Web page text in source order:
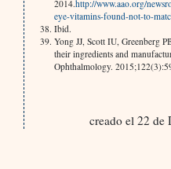
2014.http://www.aao.org/
eye-vitamins-found-not-to-
Ibid.
Yong JJ, Scott IU, Greenberg
their ingredients and
Ophthalmology.
creado el 22 de